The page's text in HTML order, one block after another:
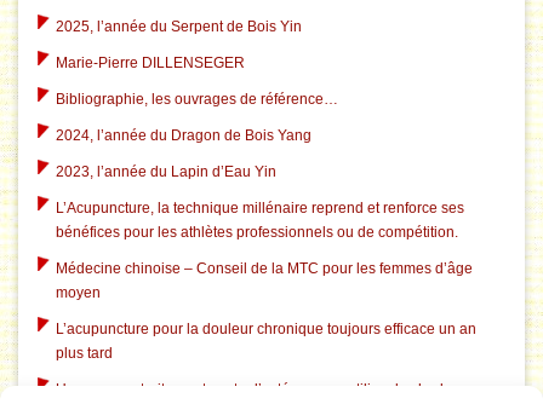
2025, l’année du Serpent de Bois Yin
Marie-Pierre DILLENSEGER
Bibliographie, les ouvrages de référence…
2024, l’année du Dragon de Bois Yang
2023, l’année du Lapin d’Eau Yin
L’Acupuncture, la technique millénaire reprend et renforce ses
bénéfices pour les athlètes professionnels ou de compétition.
Médecine chinoise – Conseil de la MTC pour les femmes d’âge
moyen
L’acupuncture pour la douleur chronique toujours efficace un an
plus tard
Un nouveau traitement contre l’ostéoporose utilise des herbes